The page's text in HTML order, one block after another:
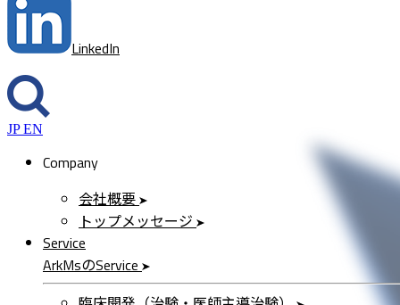
LinkedIn
JP EN
Company
会社概要
トップメッセージ
Service
ArkMsのService